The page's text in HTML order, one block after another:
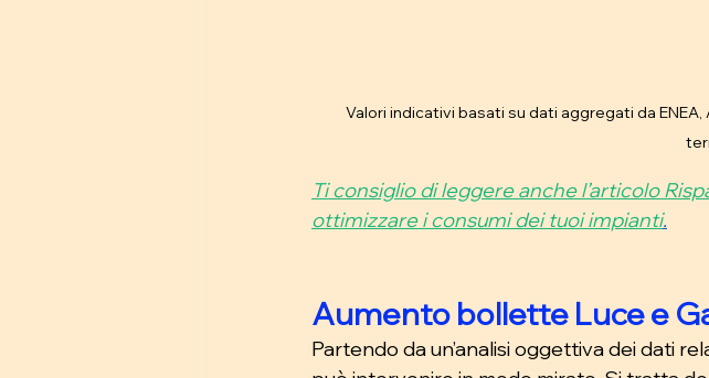
Valori indicativi basati su dati aggregati da
Ti consiglio di leggere anche l’articolo
ottimizzare i consumi dei tuoi impianti.
Aumento bollette Luce e
Partendo da un’analisi oggettiva dei dati